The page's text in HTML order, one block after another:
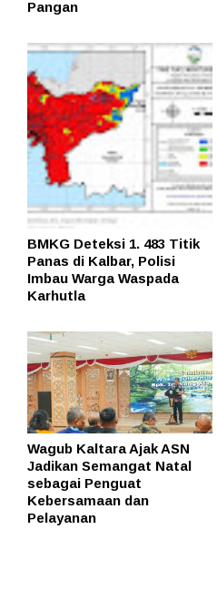
Pangan
BMKG Deteksi 1. 483 Titik
Panas di Kalbar, Polisi
Imbau Warga Waspada
Karhutla
Wagub Kaltara Ajak ASN
Jadikan Semangat Natal
sebagai Penguat
Kebersamaan dan
Pelayanan